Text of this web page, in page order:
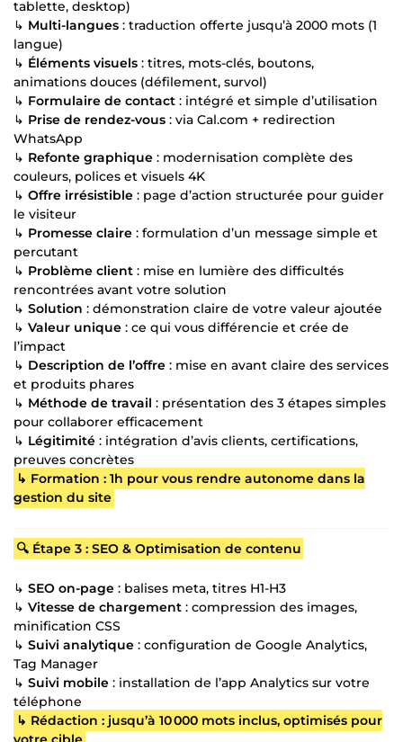
tablette, desktop)
↳ Multi-langues : traduction offerte jusqu’à 2000 mots (1
langue)
↳ Éléments visuels : titres, mots-clés, boutons,
animations douces (défilement, survol)
↳ Formulaire de contact : intégré et simple d’utilisation
↳ Prise de rendez-vous : via Cal.com + redirection
WhatsApp
↳ Refonte graphique : modernisation complète des
couleurs, polices et visuels 4K
↳ Offre irrésistible : page d’action structurée pour guider
le visiteur
↳ Promesse claire : formulation d’un message simple et
percutant
↳ Problème client : mise en lumière des difficultés
rencontrées avant votre solution
↳ Solution : démonstration claire de votre valeur ajoutée
↳ Valeur unique : ce qui vous différencie et crée de
l’impact
↳ Description de l’offre : mise en avant claire des services
et produits phares
↳ Méthode de travail : présentation des 3 étapes simples
pour collaborer efficacement
↳ Légitimité : intégration d’avis clients, certifications,
preuves concrètes
↳ Formation : 1h pour vous rendre autonome dans la
gestion du site
🔍 Étape 3 : SEO & Optimisation de contenu
↳ SEO on-page : balises meta, titres H1-H3
↳ Vitesse de chargement : compression des images,
minification CSS
↳ Suivi analytique : configuration de Google Analytics,
Tag Manager
↳ Suivi mobile : installation de l’app Analytics sur votre
téléphone
↳ Rédaction : jusqu’à 10 000 mots inclus, optimisés pour